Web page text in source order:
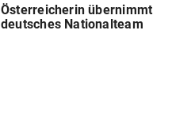
Österreicherin übernimmt
deutsches Nationalteam